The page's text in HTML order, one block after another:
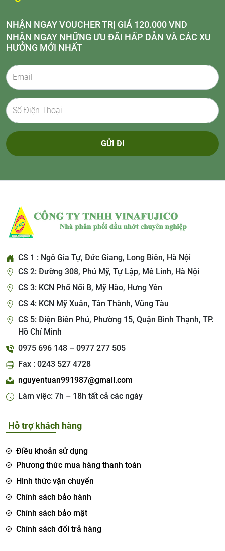
NHẬN NGAY VOUCHER TRỊ GIÁ 120.000 VND
NHẬN NGAY NHỮNG ƯU ĐÃI HẤP DẪN VÀ CÁC XU
HƯỚNG MỚI NHẤT
GỬI ĐI
CS 1 : Ngô Gia Tự, Đức Giang, Long Biên, Hà Nội
CS 2: Đường 308, Phú Mỹ, Tự Lập, Mê Linh, Hà Nội
CS 3: KCN Phố Nối B, Mỹ Hào, Hưng Yên
CS 4: KCN Mỹ Xuân, Tân Thành, Vũng Tàu
CS 5: Điện Biên Phủ, Phường 15, Quận Bình Thạnh, TP.
Hồ Chí Minh
0975 696 148 – 0977 277 505
Fax : 0243 527 4728
nguyentuan991987@gmail.com
Làm việc: 7h – 18h tất cả các ngày
Hỗ trợ khách hàng
Điều khoản sử dụng
Phương thức mua hàng thanh toán
Hình thức vận chuyển
Chính sách bảo hành
Chính sách bảo mật
Chính sách đổi trả hàng